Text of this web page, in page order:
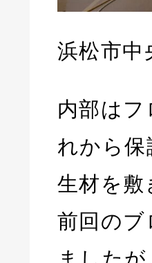
浜松市
内部は
れから
生材を敷
前回の